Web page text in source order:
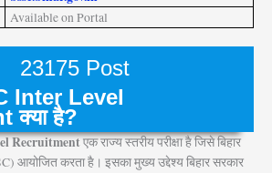
Available on Portal
Inter Level
क्या है?
Recruitmentएक राज्य स्तरीय परीक्षा है जिसे बिहार
आयोजित करता है। इसका मुख्य उद्देश्य बिहार सरकार